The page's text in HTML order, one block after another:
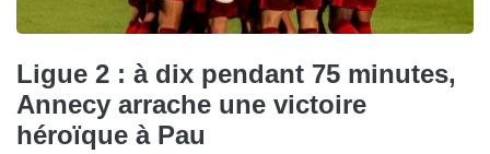
Ligue 2 : à dix pendant 75 minutes,
Annecy arrache une victoire
héroïque à Pau